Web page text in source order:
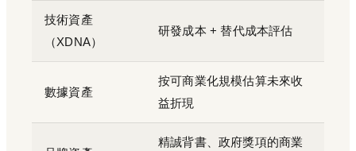
技術資產
（XDNA）
研發成本 + 替代成本評估
數據資產
按可商業化規模估算未來收
益折現
精誠背書、政府獎項的商業